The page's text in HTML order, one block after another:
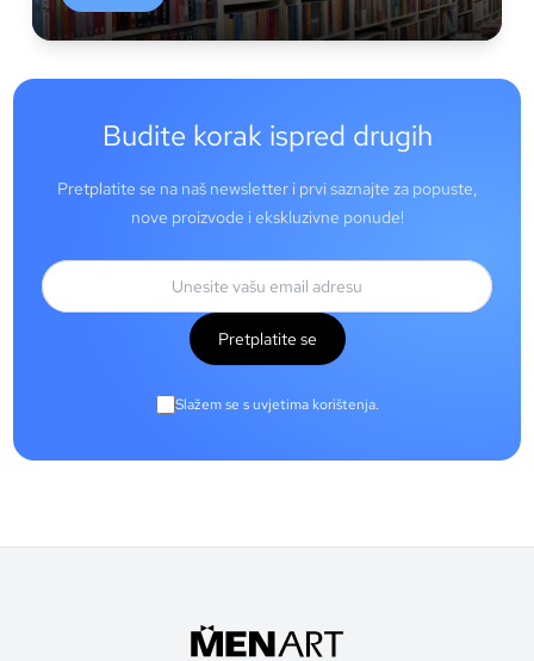
Budite korak ispred drugih
Pretplatite se na naš newsletter i prvi saznajte za popuste,
nove proizvode i ekskluzivne ponude!
Pretplatite se
Slažem se s uvjetima korištenja.